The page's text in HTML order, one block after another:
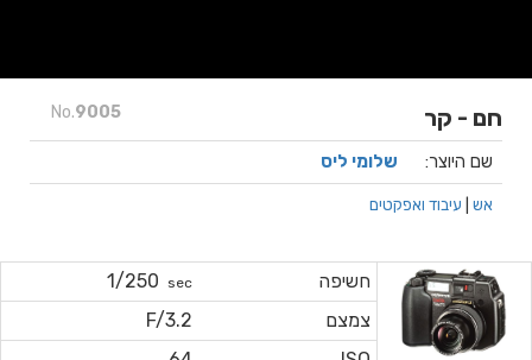
No.9005 חם - קר
שם היוצר: שלומי ליס
אש עיבוד ואפקטים
חשיפה sec
1/250
צמצם
F/3.2